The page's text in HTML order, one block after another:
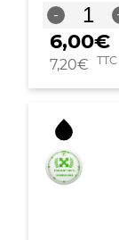
-
de
d'encre
Epson
-
-
Cyan
6,00€
7,20€ TTC